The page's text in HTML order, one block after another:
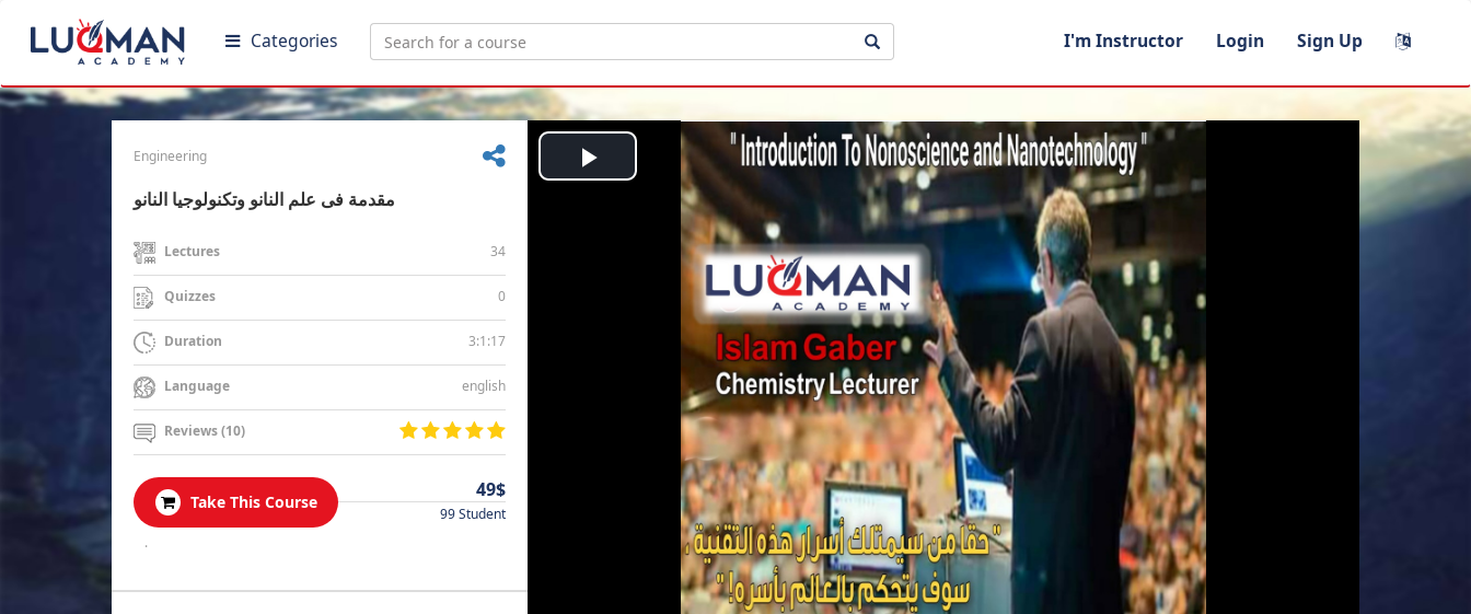
Categories I'm Instructor Login Sign Up
Engineering
مقدمة فى علم النانو وتكنولوجيا النانو
Lectures 34
Quizzes 0
Duration 3:1:17
Language english
Reviews (10)
Take This Course
49$
99 Student
.
Play